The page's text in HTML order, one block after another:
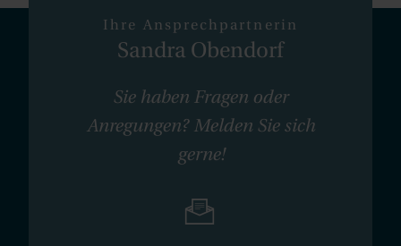
Ihre Ansprechpartnerin
Sandra Obendorf
Sie haben Fragen oder
Anregungen? Melden Sie sich
gerne!